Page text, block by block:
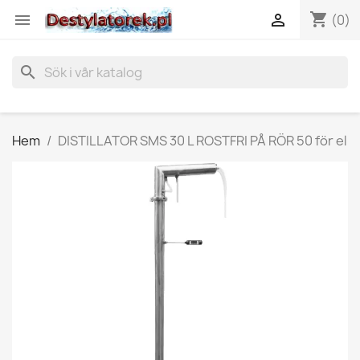
 shopping_cart (0)

search
Hem DISTILLATOR SMS 30 L ROSTFRI PÅ RÖR 50 för el